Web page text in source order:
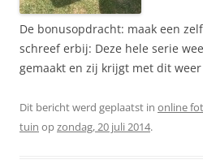
De bonusopdracht: maak een
schreef erbij: Deze hele serie
gemaakt en zij krijgt met dit
Dit bericht werd geplaatst in online
tuin opzondag, 20 juli 2014.